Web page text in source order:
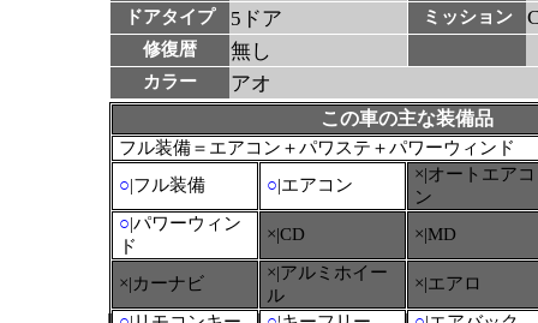
ドアタイプ 5ドア ミッション
修復暦 無し
カラー アオ
この車の主な装備品
フル装備＝エアコン＋パワステ＋パワーウィンド
○|フル装備 ○|エアコン
×|オートエアコ
ン
○|パワーウィン
ド
×|CD ×|MD
×|カーナビ
×|アルミホイー
ル
×|エアロ